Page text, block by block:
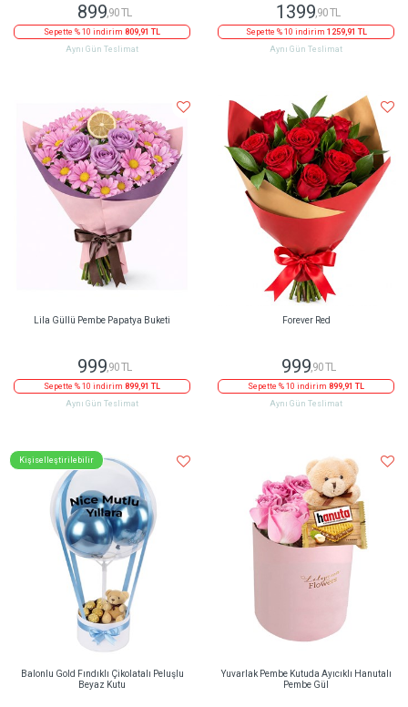
899,90 TL
Sepette % 10 indirim 809,91 TL
Aynı Gün Teslimat
1399,90 TL
Sepette % 10 indirim 1259,91 TL
Aynı Gün Teslimat
Lila Güllü Pembe Papatya Buketi
999,90 TL
Sepette % 10 indirim 899,91 TL
Aynı Gün Teslimat
Forever Red
999,90 TL
Sepette % 10 indirim 899,91 TL
Aynı Gün Teslimat
Kişiselleştirilebilir
Balonlu Gold Fındıklı Çikolatalı Peluşlu
Beyaz Kutu
Yuvarlak Pembe Kutuda Ayıcıklı Hanutalı
Pembe Gül